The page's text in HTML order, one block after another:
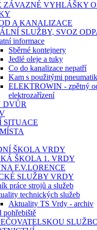
ZÁVAZNÉ VYHLÁŠKY
A KANALIZACE
SLUŽBY, SVOZ
informace
Sběrné kontejnery
Jedlé oleje a tuky
Co do kanalizace nepatří
Kam s použitými
ELEKTROWIN - zpětný
elektrozařízení
DVŮR
SITUACE
ŠKOLA VRDY
ŠKOLA 1. VRDY
F.V.LORENCE
SLUŽBY VRDY
práce strojů a služeb
technických služeb
Aktuality TS Vrdy - archiv
pohřebiště